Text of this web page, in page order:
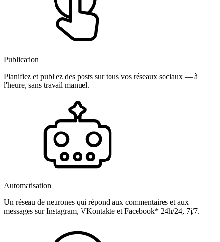
Publication
Planifiez et publiez des posts sur tous vos réseaux sociaux — à
l'heure, sans travail manuel.
Automatisation
Un réseau de neurones qui répond aux commentaires et aux
messages sur Instagram, VKontakte et Facebook* 24h/24, 7j/7.